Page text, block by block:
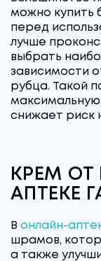
можно купить
перед
лучше
выбрать
зависимости
рубца. Такой
максимальную
снижает риск
КРЕМ ОТ
АПТЕКЕ
В онлайн-
шрамов,
а также